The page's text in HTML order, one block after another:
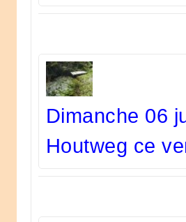
Dimanche 06
Houtweg ce